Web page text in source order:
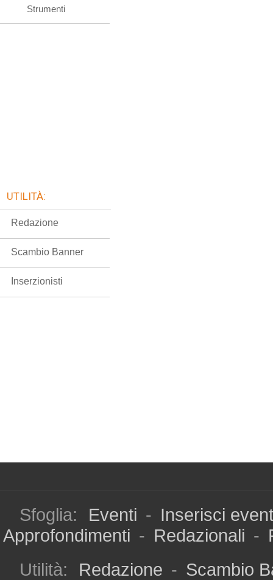
Strumenti
UTILITÀ:
Redazione
Scambio Banner
Inserzionisti
Sfoglia: Eventi - Inserisci
Approfondimenti - Redazionali -
Utilità:
Redazione - Scambio